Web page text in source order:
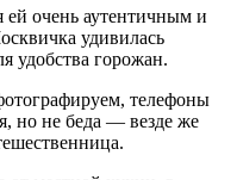
ей очень аутентичным и
удивилась
удобства горожан.
телефоны
но не беда — везде же